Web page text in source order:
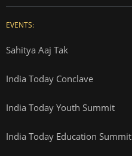
EVENTS:
Sahitya Aaj Tak
India Today Conclave
India Today Youth Summit
India Today Education Summit